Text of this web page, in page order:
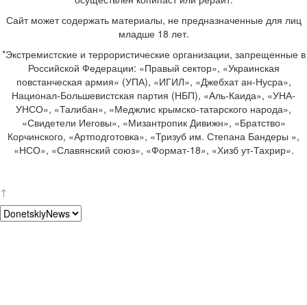
Сайт может содержать материалы, не предназначенные для лиц
младше 18 лет.
*Экстремистские и террористические организации, запрещенные в
Российской Федерации: «Правый сектор», «Украинская
повстанческая армия» (УПА), «ИГИЛ», «Джебхат ан-Нусра»,
Национал-Большевистская партия (НБП), «Аль-Каида», «УНА-
УНСО», «Талибан», «Меджлис крымско-татарского народа»,
«Свидетели Иеговы», «Мизантропик Дивижн», «Братство»
Корчинского, «Артподготовка», «Тризуб им. Степана Бандеры »,
«НСО», «Славянский союз», «Формат-18», «Хизб ут-Тахрир».
↑